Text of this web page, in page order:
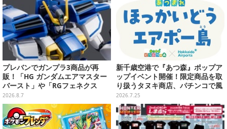
プレバンでガンプラ3商品が再
販！「HG ガンダムエアマスター
バースト」や「RGフェネクス
（ナラティブVer.）」も
2026.8.7
新千歳空港で『あつ森』ポップア
ップイベント開催！限定商品を取
り扱うタヌキ商店、パチンコで風
船を狙う体験ゲームなど
2026.7.25